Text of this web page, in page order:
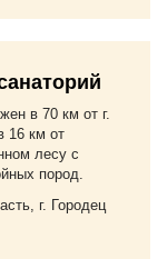
в 70 км от г.
16 км от
лесу с
пород.
г. Городец